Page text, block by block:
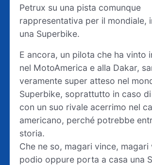
Petrux su una pista comunque
rappresentativa per il mondiale,
una Superbike.
E ancora, un pilota che ha vinto
nel MotoAmerica e alla Dakar,
veramente super atteso nel
Superbike, soprattutto in caso
con un suo rivale acerrimo nel
americano, perché potrebbe
storia.
Che ne so, magari vince, magari
podio oppure porta a casa una